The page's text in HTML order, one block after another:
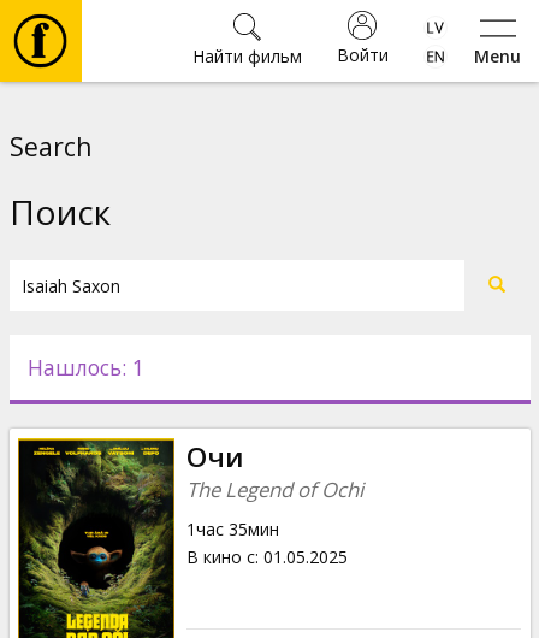
Menu
Войти
Найти фильм
Новости
Подарки
Кинозакуски
B2B
Search
Поиск
Нашлось: 1
Очи
The Legend of Ochi
1час 35мин
В кино с: 01.05.2025